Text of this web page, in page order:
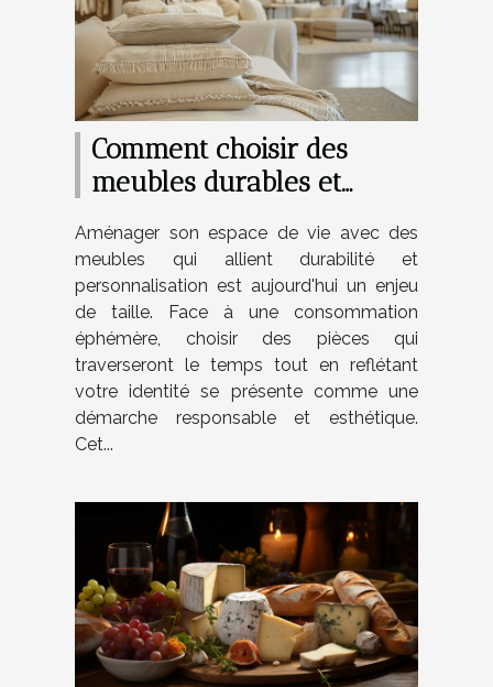
Comment choisir des
meubles durables et
votre maison
Aménager son espace de vie avec des
meubles qui allient durabilité et
personnalisation est aujourd'hui un enjeu
de taille. Face à une consommation
éphémère, choisir des pièces qui
traverseront le temps tout en reflétant
votre identité se présente comme une
démarche responsable et esthétique.
Cet...